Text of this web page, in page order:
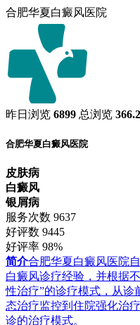
合肥华夏白癜风医院
昨日浏览 6899 总浏览
合肥华夏白癜风医院
皮肤病
白癜风
银屑病
服务次数 9637
好评数 9445
好评率 98%
简介合肥华夏白癜风医院
白癜风诊疗经验，并根据
性治疗”的诊疗模式，从诊
态治疗监控到住院强化治
诊的治疗模式。